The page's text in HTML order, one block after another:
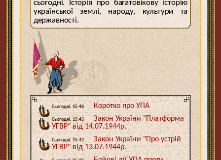
сьогодні. Історія про багатовікову історію
української землі, народу, культури та
державності.
Сьогодні, 15:48 Коротко про УПА
Сьогодні, 15:45
Закон України "Платформа
УГВР" від 14.07.1944р.
Сьогодні, 15:42
Закон України "Про устрій
УГВР" від 13.07.1944р.